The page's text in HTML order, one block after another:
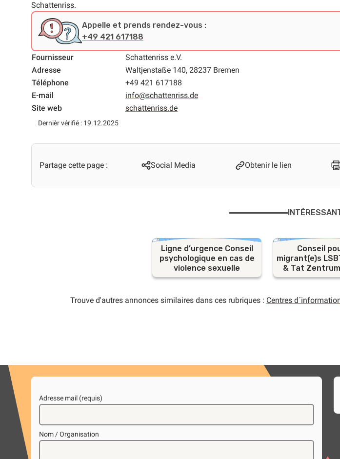
Schattenriss.
Appelle et prends rendez-vous :
+49 421 617188
Fournisseur
Schattenriss e.V.
Adresse
Waltjenstaße 140, 28237 Bremen
Téléphone
+49 421 617188
E-mail
info@schattenriss.de
Site web
schattenriss.de
Dernièr vérifié : 19.12.2025
Partage cette page : Social Media Obtenir le lien
Ligne d’urgence Conseil
psychologique en cas de
violence sexuelle
Conseil
migrant(e)s
& Tat
Trouve d'autres annonces similaires dans ces rubriques : Centres
Adresse mail (requis)
Nom / Organisation